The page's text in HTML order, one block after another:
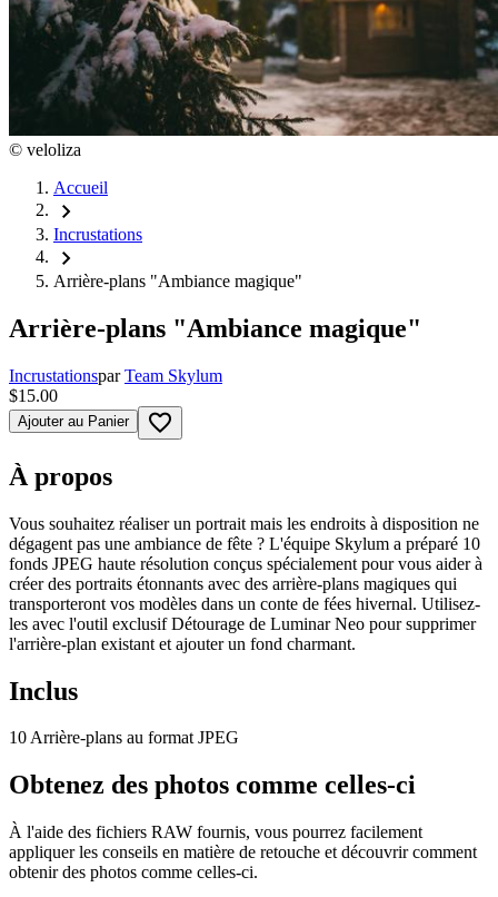
© veloliza
Accueil
chevron_right
Incrustations
chevron_right
Arrière-plans "Ambiance magique"
Arrière-plans "Ambiance magique"
Incrustationspar Team Skylum
$15.00
Ajouter au Panier favorite_border
À propos
Vous souhaitez réaliser un portrait mais les endroits à disposition ne
dégagent pas une ambiance de fête ? L'équipe Skylum a préparé 10
fonds JPEG haute résolution conçus spécialement pour vous aider à
créer des portraits étonnants avec des arrière-plans magiques qui
transporteront vos modèles dans un conte de fées hivernal. Utilisez-
les avec l'outil exclusif Détourage de Luminar Neo pour supprimer
l'arrière-plan existant et ajouter un fond charmant.
Inclus
10 Arrière-plans au format JPEG
Obtenez des photos comme celles-ci
À l'aide des fichiers RAW fournis, vous pourrez facilement
appliquer les conseils en matière de retouche et découvrir comment
obtenir des photos comme celles-ci.